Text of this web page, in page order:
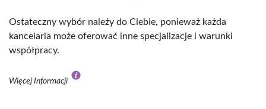
Ostateczny wybór należy do Ciebie, ponieważ każda
kancelaria może oferować inne specjalizacje i warunki
współpracy.
Więcej Informacji